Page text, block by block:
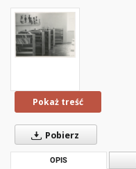
Pokaż treść
Pobierz
OPIS